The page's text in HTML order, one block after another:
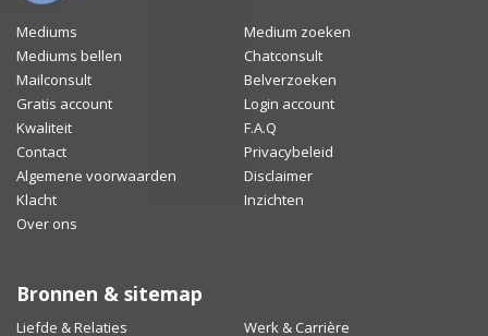
Mediums
Medium zoeken
Mediums bellen
Chatconsult
Mailconsult
Belverzoeken
Gratis account
Login account
Kwaliteit
F.A.Q
Contact
Privacybeleid
Algemene voorwaarden
Disclaimer
Klacht
Inzichten
Over ons
Bronnen & sitemap
Liefde & Relaties Werk & Carrière